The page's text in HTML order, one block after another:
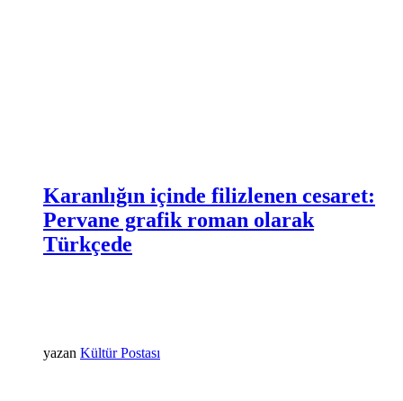
Karanlığın içinde filizlenen cesaret:
Pervane grafik roman olarak
Türkçede
yazan Kültür Postası